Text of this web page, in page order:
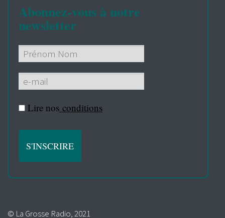
Abonnez-vous à notre
newsletter
Lire nos conditions
© La Grosse Radio, 2021